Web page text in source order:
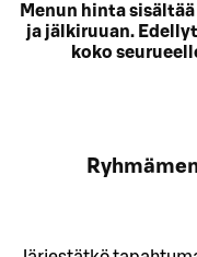
Menun hinta
ja jälkiruuan.
koko